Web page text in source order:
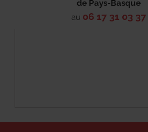
de Pays-Basque
au 06 17 31 03 37